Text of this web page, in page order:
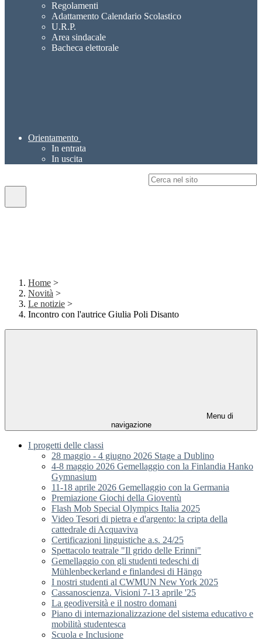
Regolamenti
Adattamento Calendario Scolastico
U.R.P.
Area sindacale
Bacheca elettorale
Orientamento
In entrata
In uscita
Home >
Novità >
Le notizie >
Incontro con l'autrice Giulia Poli Disanto
Menu di
navigazione
I progetti delle classi
28 maggio - 4 giugno 2026 Stage a Dublino
4-8 maggio 2026 Gemellaggio con la Finlandia Hanko
Gymnasium
11-18 aprile 2026 Gemellaggio con la Germania
Premiazione Giochi della Gioventù
Flash Mob Special Olympics Italia 2025
Video Tesori di pietra e d'argento: la cripta della
cattedrale di Acquaviva
Certificazioni linguistiche a.s. 24/25
Spettacolo teatrale "Il grido delle Erinni"
Gemellaggio con gli studenti tedeschi di
Mühlenbeckerland e finlandesi di Hängo
I nostri studenti al CWMUN New York 2025
Cassanoscienza. Visioni 7-13 aprile '25
La geodiversità e il nostro domani
Piano di internazionalizzazione del sistema educativo e
mobilità studentesca
Scuola e Inclusione